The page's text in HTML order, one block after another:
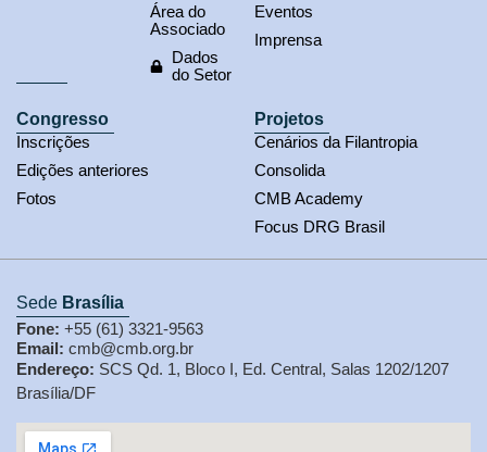
Área do
Associado
Dados
do Setor
Eventos
Imprensa
Congresso
Inscrições
Edições anteriores
Fotos
Projetos
Cenários da Filantropia
Consolida
CMB Academy
Focus DRG Brasil
Sede Brasília
Fone: +55 (61) 3321-9563
Email: cmb@cmb.org.br
Endereço: SCS Qd. 1, Bloco I, Ed. Central, Salas 1202/1207
Brasília/DF